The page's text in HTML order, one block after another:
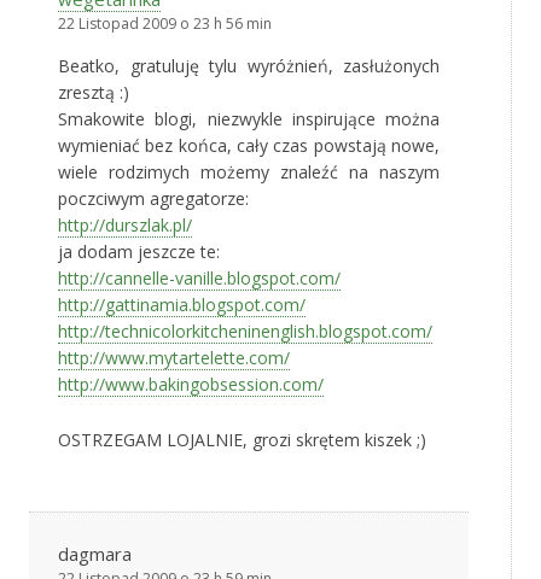
22 Listopad 2009 o 23 h 56 min
Beatko, gratuluję tylu wyróżnień, zasłużonych
zresztą :)
Smakowite blogi, niezwykle inspirujące można
wymieniać bez końca, cały czas powstają nowe,
wiele rodzimych możemy znaleźć na naszym
poczciwym agregatorze:
http://durszlak.pl/
ja dodam jeszcze te:
http://cannelle-vanille.blogspot.com/
http://gattinamia.blogspot.com/
http://technicolorkitcheninenglish.blogspot.com/
http://www.mytartelette.com/
http://www.bakingobsession.com/
OSTRZEGAM LOJALNIE, grozi skrętem kiszek ;)
dagmara